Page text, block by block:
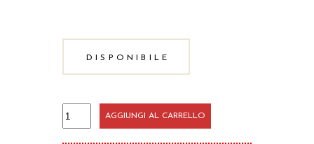
DISPONIBILE
Macchine
e
AGGIUNGI AL CARRELLO